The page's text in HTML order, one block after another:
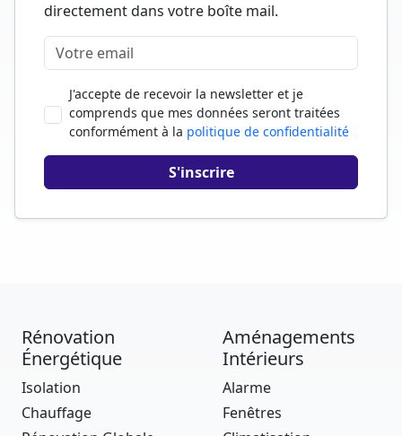
directement dans votre boîte mail.
J'accepte de recevoir la newsletter et je
comprends que mes données seront traitées
conformément à la politique de confidentialité
Rénovation
Énergétique
Isolation
Chauffage
Aménagements
Intérieurs
Alarme
Fenêtres